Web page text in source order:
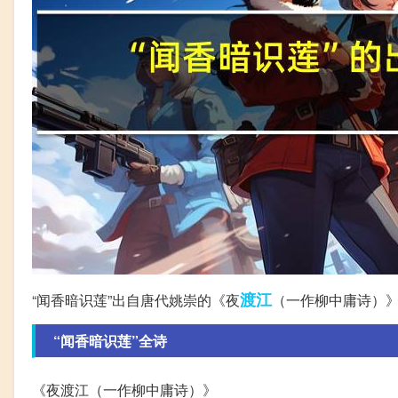
“闻香暗识莲”出自唐代姚崇的《夜渡江（一作柳中庸诗）
“闻香暗识莲”全诗
《夜渡江（一作柳中庸诗）》